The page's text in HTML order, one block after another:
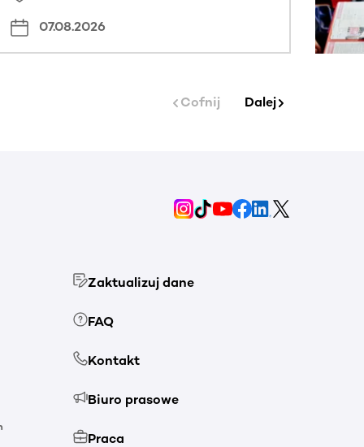
07.08.2026
Cofnij Dalej
Zaktualizuj dane
FAQ
Kontakt
Biuro prasowe
Praca